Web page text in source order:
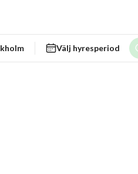
Välj hyresperiod